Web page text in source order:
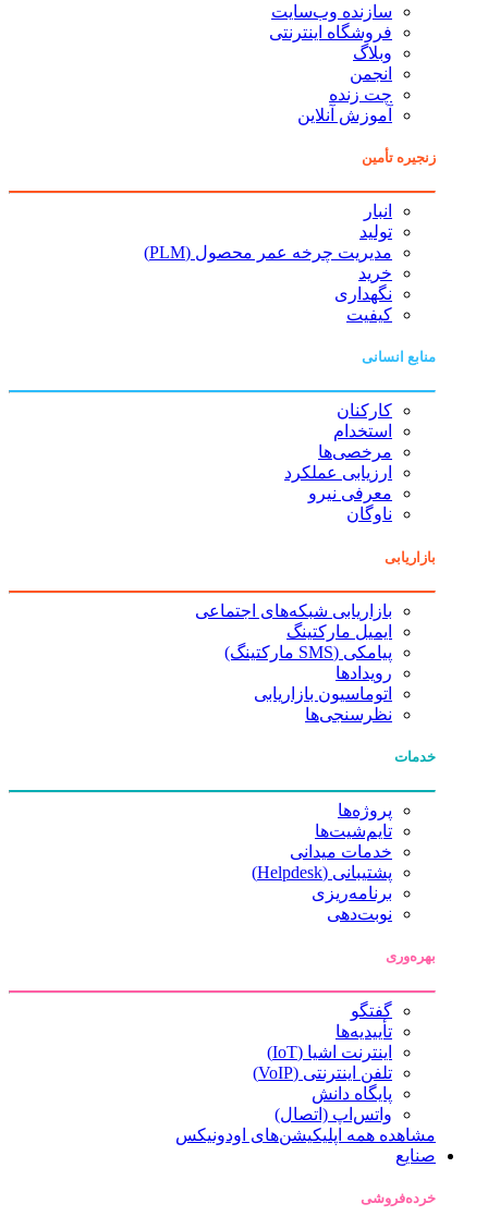
سازنده وب‌سایت
فروشگاه اینترنتی
وبلاگ
انجمن
چت زنده
آموزش آنلاین
زنجیره تأمین
انبار
تولید
مدیریت چرخه عمر محصول (PLM)
خرید
نگهداری
کیفیت
منابع انسانی
کارکنان
استخدام
مرخصی‌ها
ارزیابی عملکرد
معرفی نیرو
ناوگان
بازاریابی
بازاریابی شبکه‌های اجتماعی
ایمیل مارکتینگ
پیامکی (SMS مارکتینگ)
رویدادها
اتوماسیون بازاریابی
نظرسنجی‌ها
خدمات
پروژه‌ها
تایم‌شیت‌ها
خدمات میدانی
پشتیبانی (Helpdesk)
برنامه‌ریزی
نوبت‌دهی
بهره‌وری
گفتگو
تأییدیه‌ها
اینترنت اشیا (IoT)
تلفن اینترنتی (VoIP)
پایگاه دانش
واتس‌اپ (اتصال)
مشاهده همه اپلیکیشن‌های اودونیکس
صنایع
خرده‌فروشی